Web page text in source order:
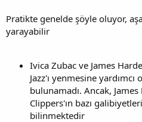
Pratikte genelde şöyle oluyor,
yarayabilir
Ivica Zubac ve James
Jazz'ı yenmesine
bulunamadı. Ancak,
Clippers'ın bazı
bilinmektedir